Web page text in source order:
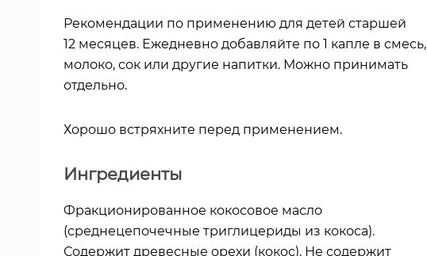
Рекомендации по применению для детей старшей
12 месяцев. Ежедневно добавляйте по 1 капле в смесь,
молоко, сок или другие напитки. Можно принимать
отдельно.
Хорошо встряхните перед применением.
Ингредиенты
Фракционированное кокосовое масло
(среднецепочечные триглицериды из кокоса).
Содержит древесные орехи (кокос). Не содержит